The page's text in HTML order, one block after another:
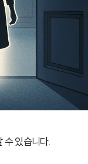
있습니다.